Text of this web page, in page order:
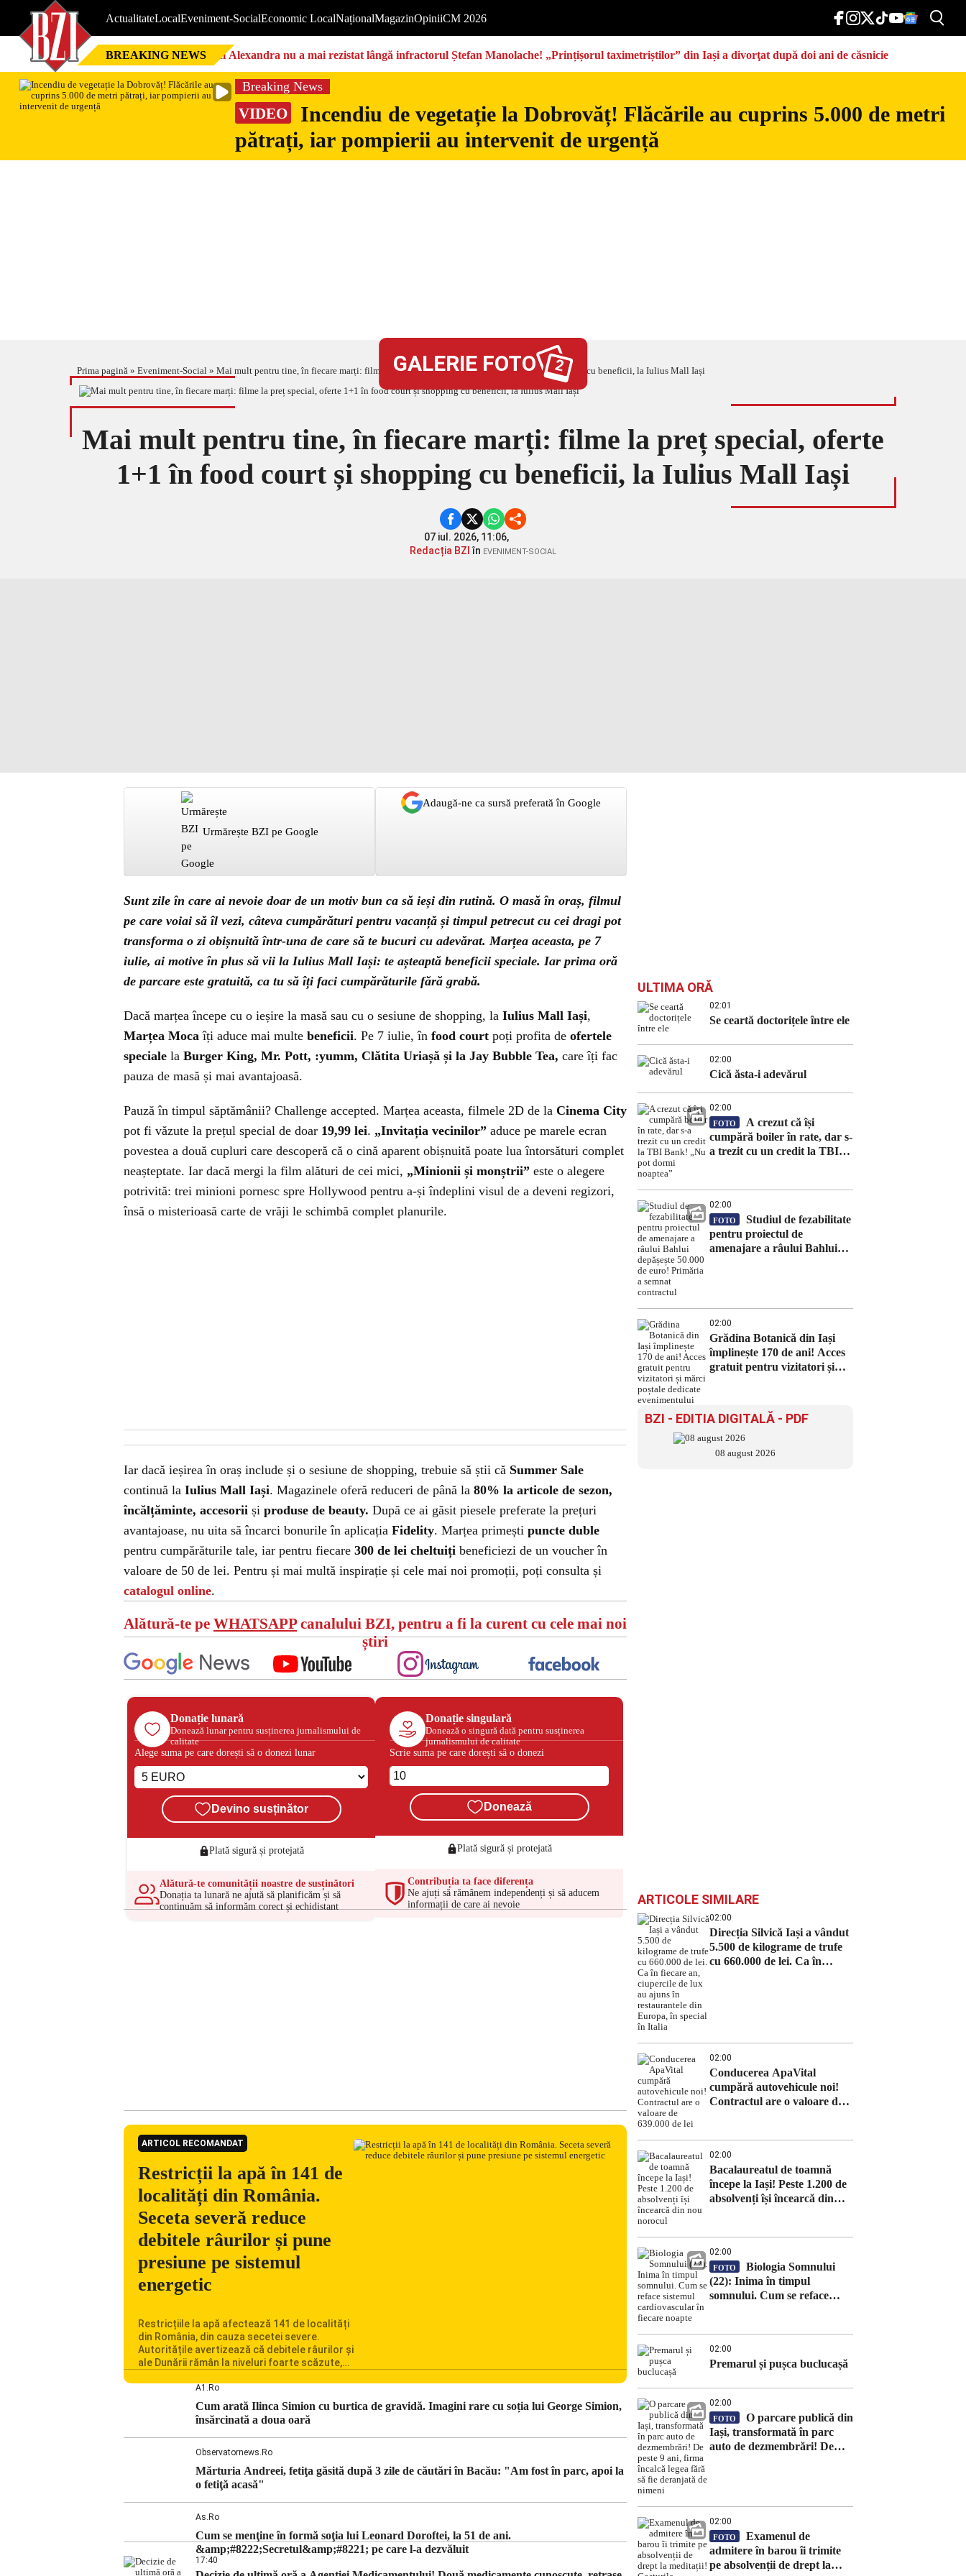
ActualitateLocalEveniment-SocialEconomic LocalNaționalMagazinOpiniiCM 2026
BREAKING NEWS Nici Alexandra nu a mai rezistat lângă infractorul Ștefan Manolache! „Prințișorul taximetriștilor” din Iași a divorţat după doi ani de căsnicie
Breaking News
VIDEO
Incendiu de vegetație la Dobrovăț! Flăcările au cuprins 5.000 de metri
pătrați, iar pompierii au intervenit de urgență
Prima pagină » Eveniment-Social » Mai mult pentru tine, în fiecare marți: filme la preț special, oferte 1+1 în food court și shopping cu beneficii, la Iulius Mall Iași
GALERIE FOTO 2
Mai mult pentru tine, în fiecare marți: filme la preț special, oferte
1+1 în food court și shopping cu beneficii, la Iulius Mall Iași
07 iul. 2026, 11:06,
Redacția BZI în EVENIMENT-SOCIAL
Urmărește BZI pe Google
Adaugă-ne ca sursă preferată în Google
Sunt zile în care ai nevoie doar de un motiv bun ca să ieși din rutină. O masă în oraș, filmul
pe care voiai să îl vezi, câteva cumpărături pentru vacanță și timpul petrecut cu cei dragi pot
transforma o zi obișnuită într-una de care să te bucuri cu adevărat. Marțea aceasta, pe 7
iulie, ai motive în plus să vii la Iulius Mall Iași: te așteaptă beneficii speciale. Iar prima oră
de parcare este gratuită, ca tu să îți faci cumpărăturile fără grabă.
Dacă marțea începe cu o ieșire la masă sau cu o sesiune de shopping, la Iulius Mall Iași,
Marțea Moca îți aduce mai multe beneficii. Pe 7 iulie, în food court poți profita de ofertele
speciale la Burger King, Mr. Pott, :yumm, Clătita Uriașă și la Jay Bubble Tea, care îți fac
pauza de masă și mai avantajoasă.
Pauză în timpul săptămânii? Challenge accepted. Marțea aceasta, filmele 2D de la Cinema City
pot fi văzute la prețul special de doar 19,99 lei. „Invitația vecinilor” aduce pe marele ecran
povestea a două cupluri care descoperă că o cină aparent obișnuită poate lua întorsături complet
neașteptate. Iar dacă mergi la film alături de cei mici, „Minionii și monștrii” este o alegere
potrivită: trei minioni pornesc spre Hollywood pentru a-și îndeplini visul de a deveni regizori,
însă o misterioasă carte de vrăji le schimbă complet planurile.
Iar dacă ieșirea în oraș include și o sesiune de shopping, trebuie să știi că Summer Sale
continuă la Iulius Mall Iași. Magazinele oferă reduceri de până la 80% la articole de sezon,
încălțăminte, accesorii și produse de beauty. După ce ai găsit piesele preferate la prețuri
avantajoase, nu uita să încarci bonurile în aplicația Fidelity. Marțea primești puncte duble
pentru cumpărăturile tale, iar pentru fiecare 300 de lei cheltuiți beneficiezi de un voucher în
valoare de 50 de lei. Pentru și mai multă inspirație și cele mai noi promoții, poți consulta și
catalogul online.
Alătură-te pe WHATSAPPcanalului BZI, pentru a fi la curent cu cele mai noi
știri
Donație lunară
Donează lunar pentru susținerea jurnalismului de
calitate
Alege suma pe care dorești să o donezi lunar
Devino susținător
Plată sigură și protejată
Alătură-te comunității noastre de susținători
Donația ta lunară ne ajută să planificăm și să
continuăm să informăm corect și echidistant
Donație singulară
Donează o singură dată pentru susținerea
jurnalismului de calitate
Scrie suma pe care dorești să o donezi
Donează
Plată sigură și protejată
Contribuția ta face diferența
Ne ajuți să rămânem independenți și să aducem
informații de care ai nevoie
ARTICOL RECOMANDAT
Restricții la apă în 141 de
localități din România.
Seceta severă reduce
debitele râurilor și pune
presiune pe sistemul
energetic
Restricțiile la apă afectează 141 de localități
din România, din cauza secetei severe.
Autoritățile avertizează că debitele râurilor și
ale Dunării rămân la niveluri foarte scăzute,
Centralei Nucleare de la Cernavodă. România
se confruntă cu una dintre cele mai dificile
perioade din punct de vedere hidrologic din
ultimii ani. Lipsa […]
A1.ro
Cum arată Ilinca Simion cu burtica de gravidă. Imagini rare cu soția lui George Simion,
însărcinată a doua oară
Observatornews.ro
Mărturia Andreei, fetiţa găsită după 3 zile de căutări în Bacău: "Am fost în parc, apoi la
o fetiţă acasă"
As.ro
Cum se menţine în formă soţia lui Leonard Doroftei, la 51 de ani.
&amp;#8222;Secretul&amp;#8221; pe care l-a dezvăluit
17:40
ULTIMA ORĂ
02:01
Se ceartă doctorițele între ele
02:00
Cică ăsta-i adevărul
02:00
FOTO
A crezut că își
cumpără boiler în rate, dar s-
a trezit cu un credit la TBI
02:00
FOTO
Studiul de fezabilitate
pentru proiectul de
amenajare a râului Bahlui
02:00
Grădina Botanică din Iași
împlinește 170 de ani! Acces
gratuit pentru vizitatori și
BZI - EDITIA DIGITALĂ - PDF
08 august 2026
ARTICOLE SIMILARE
02:00
Direcția Silvică Iași a vândut
5.500 de kilograme de trufe
cu 660.000 de lei. Ca în
02:00
Conducerea ApaVital
cumpără autovehicule noi!
Contractul are o valoare de
02:00
Bacalaureatul de toamnă
începe la Iași! Peste 1.200 de
absolvenți își încearcă din
02:00
FOTO
Biologia Somnului
(22): Inima în timpul
somnului. Cum se reface
02:00
Premarul și pușca buclucașă
02:00
FOTO
O parcare publică din
Iași, transformată în parc
auto de dezmembrări! De
02:00
FOTO
Examenul de
admitere în barou îi trimite
pe absolvenții de drept la